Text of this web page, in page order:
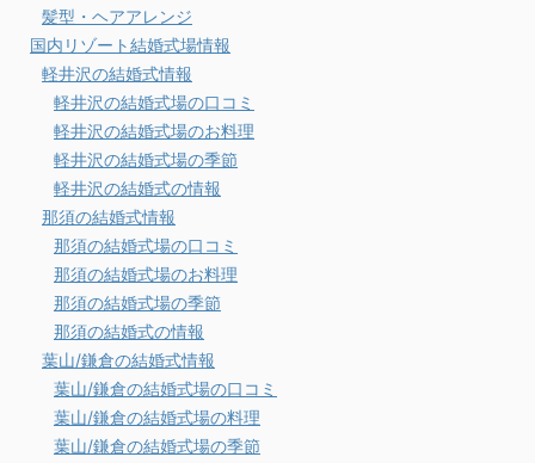
髪型・ヘアアレンジ
国内リゾート結婚式場情報
軽井沢の結婚式情報
軽井沢の結婚式場の口コミ
軽井沢の結婚式場のお料理
軽井沢の結婚式場の季節
軽井沢の結婚式の情報
那須の結婚式情報
那須の結婚式場の口コミ
那須の結婚式場のお料理
那須の結婚式場の季節
那須の結婚式の情報
葉山/鎌倉の結婚式情報
葉山/鎌倉の結婚式場の口コミ
葉山/鎌倉の結婚式場の料理
葉山/鎌倉の結婚式場の季節